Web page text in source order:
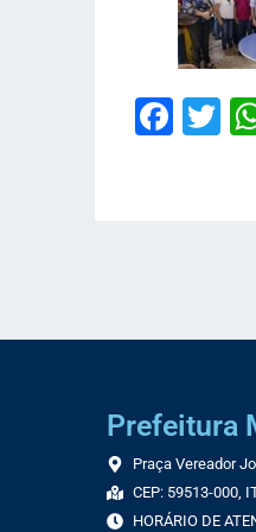
Prefeitura
Praça Vereador
CEP: 59513-000,
HORÁRIO DE